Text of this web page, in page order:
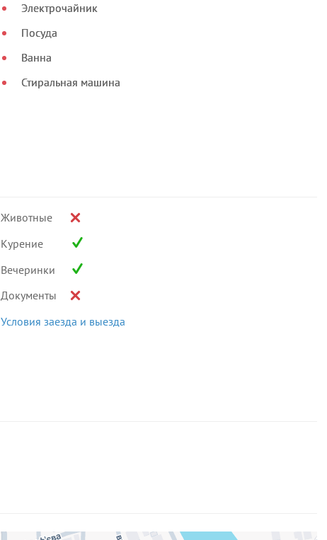
Электрочайник
Посуда
Ванна
Стиральная машина
Животные
Курение
Вечеринки
Документы
Условия заезда и выезда